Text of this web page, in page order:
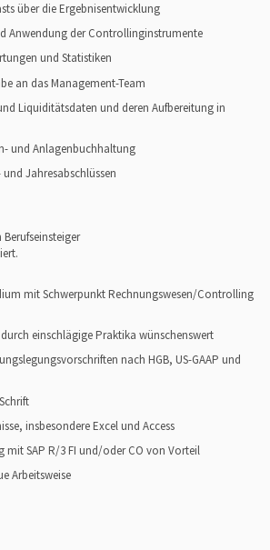
über die Ergebnisentwicklung
der Controllinginstrumente
und Statistiken
an das Management-Team
Liquiditätsdaten und deren Aufbereitung in
und Anlagenbuchhaltung
Jahresabschlüssen
mit Schwerpunkt Rechnungswesen/Controlling
einschlägige Praktika wünschenswert
nach HGB, US-GAAP und
insbesondere Excel und Access
SAP R/3 FI und/oder CO von Vorteil
Arbeitsweise